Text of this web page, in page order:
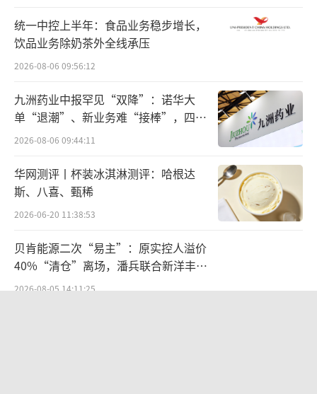
品、皮肤医疗美容、彩妆、高端护肤+仪器”六
显然，不管是未来三年还是十年战略，都
是基于多元化发展。但从目前看，韩束依然在
独撑公司业绩，上美股份也更愿意将希望放在
韩束身上，不论是对于彩妆的试水还是布局如
今大火的香氛赛道，上美股份都在韩束品牌下
美妆资深评论人、美云空间电商创始人白
云虎认为，不仅是上美股份，包括珀莱雅、自
然堂等在内的国货头部企业，总体上还是单个
统一中控上半年：食品业务稳步增长，
饮品业务除奶茶外全线承压
2026-08-06 09:56:12
九洲药业中报罕见“双降”：诺华大
单“退潮”、新业务难“接棒”，四大
难关待闯
2026-08-06 09:44:11
华网测评丨杯装冰淇淋测评：哈根达
斯、八喜、甄稀
2026-06-20 11:38:53
贝肯能源二次“易主”：原实控人溢价
40%“清仓”离场，潘兵联合新洋丰、
宏科百世拟入主
2026-08-05 14:11:25